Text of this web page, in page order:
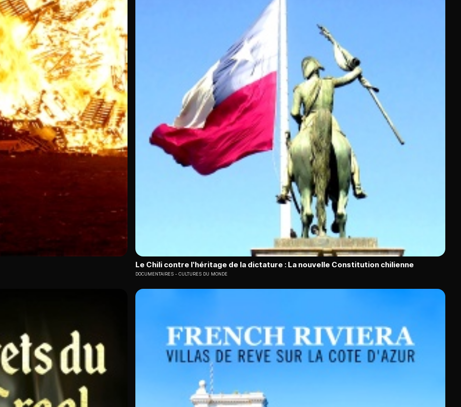
Le Chili contre l'héritage de la dictature : La nouvelle Constitution chilienne
DOCUMENTAIRES CULTURES DU MONDE